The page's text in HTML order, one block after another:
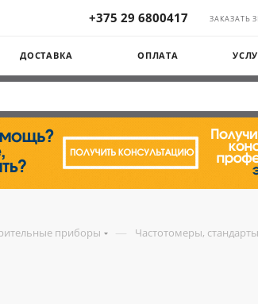
+375 29 6800417 ЗАКАЗАТЬ
ДОСТАВКА ОПЛАТА
приборы — Частотомеры,